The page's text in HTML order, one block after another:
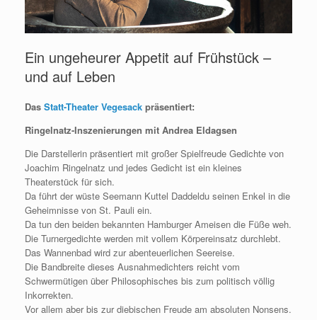
Ein ungeheurer Appetit auf Frühstück –
und auf Leben
Das Statt-Theater Vegesack präsentiert:
Ringelnatz-Inszenierungen mit Andrea Eldagsen
Die Darstellerin präsentiert mit großer Spielfreude Gedichte von
Joachim Ringelnatz und jedes Gedicht ist ein kleines
Theaterstück für sich.
Da führt der wüste Seemann Kuttel Daddeldu seinen Enkel in die
Geheimnisse von St. Pauli ein.
Da tun den beiden bekannten Hamburger Ameisen die Füße weh.
Die Turnergedichte werden mit vollem Körpereinsatz durchlebt.
Das Wannenbad wird zur abenteuerlichen Seereise.
Die Bandbreite dieses Ausnahmedichters reicht vom
Schwermütigen über Philosophisches bis zum politisch völlig
Inkorrekten.
Vor allem aber bis zur diebischen Freude am absoluten Nonsens.